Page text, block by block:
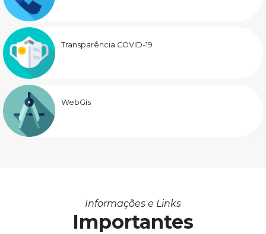
Transparência COVID-19
WebGis
Informações e Links
Importantes